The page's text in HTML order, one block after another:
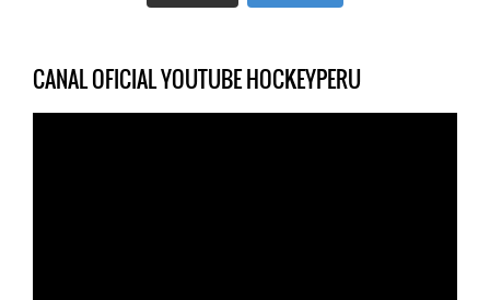
CANAL OFICIAL YOUTUBE HOCKEYPERU